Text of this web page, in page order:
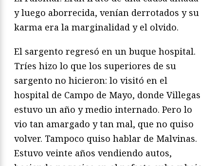
y luego aborrecida, venían derrotados y su
karma era la marginalidad y el olvido.
El sargento regresó en un buque hospital.
Tríes hizo lo que los superiores de su
sargento no hicieron: lo visitó en el
hospital de Campo de Mayo, donde Villegas
estuvo un año ymedio internado. Pero lo
vio tan amargado y tan mal, que no quiso
volver. Tampoco quiso hablar de Malvinas.
Estuvo veinte años vendiendo autos,